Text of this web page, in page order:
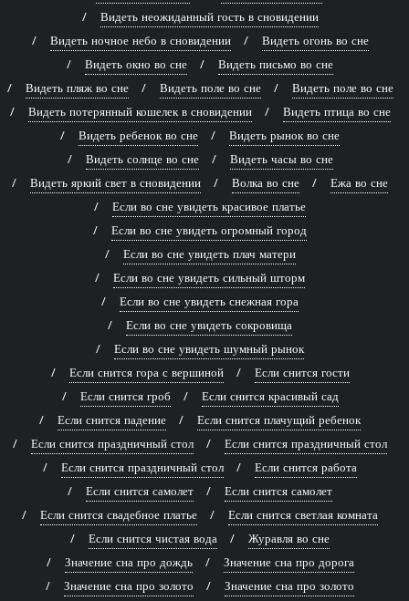
Видеть неожиданный гость в сновидении
Видеть ночное небо в сновидении
Видеть огонь во сне
Видеть окно во сне
Видеть письмо во сне
Видеть пляж во сне
Видеть поле во сне
Видеть поле во сне
Видеть потерянный кошелек в сновидении
Видеть птица во сне
Видеть ребенок во сне
Видеть рынок во сне
Видеть солнце во сне
Видеть часы во сне
Видеть яркий свет в сновидении
Волка во сне
Ежа во сне
Если во сне увидеть красивое платье
Если во сне увидеть огромный город
Если во сне увидеть плач матери
Если во сне увидеть сильный шторм
Если во сне увидеть снежная гора
Если во сне увидеть сокровища
Если во сне увидеть шумный рынок
Если снится гора с вершиной
Если снится гости
Если снится гроб
Если снится красивый сад
Если снится падение
Если снится плачущий ребенок
Если снится праздничный стол
Если снится праздничный стол
Если снится праздничный стол
Если снится работа
Если снится самолет
Если снится самолет
Если снится свадебное платье
Если снится светлая комната
Если снится чистая вода
Журавля во сне
Значение сна про дождь
Значение сна про дорога
Значение сна про золото
Значение сна про золото